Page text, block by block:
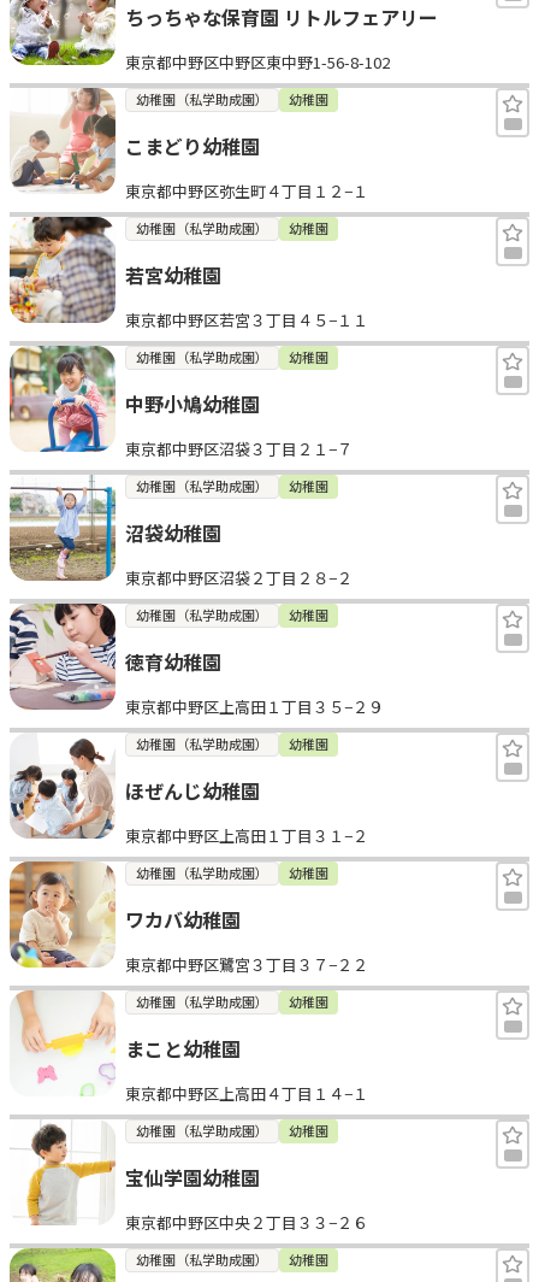
ちっちゃな保育園 リトルフェアリー
東京都中野区中野区東中野1-56-8-102
幼稚園（私学助成園） 幼稚園
こまどり幼稚園
東京都中野区弥生町４丁目１２−１
幼稚園（私学助成園） 幼稚園
若宮幼稚園
東京都中野区若宮３丁目４５−１１
幼稚園（私学助成園） 幼稚園
中野小鳩幼稚園
東京都中野区沼袋３丁目２１−７
幼稚園（私学助成園） 幼稚園
沼袋幼稚園
東京都中野区沼袋２丁目２８−２
幼稚園（私学助成園） 幼稚園
徳育幼稚園
東京都中野区上高田１丁目３５−２９
幼稚園（私学助成園） 幼稚園
ほぜんじ幼稚園
東京都中野区上高田１丁目３１−２
幼稚園（私学助成園） 幼稚園
ワカバ幼稚園
東京都中野区鷺宮３丁目３７−２２
幼稚園（私学助成園） 幼稚園
まこと幼稚園
東京都中野区上高田４丁目１４−１
幼稚園（私学助成園） 幼稚園
宝仙学園幼稚園
東京都中野区中央２丁目３３−２６
幼稚園（私学助成園） 幼稚園